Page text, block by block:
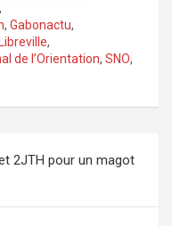
,
, Gabonactu,
Libreville,
de l’Orientation, SNO,
2JTH pour un magot